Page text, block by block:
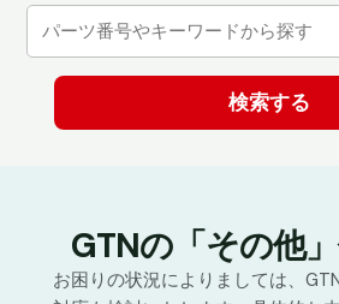
GTNの「その他
お困りの状況によりましては、